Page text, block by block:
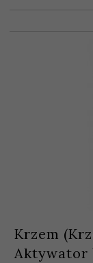
Krzem
Aktywator